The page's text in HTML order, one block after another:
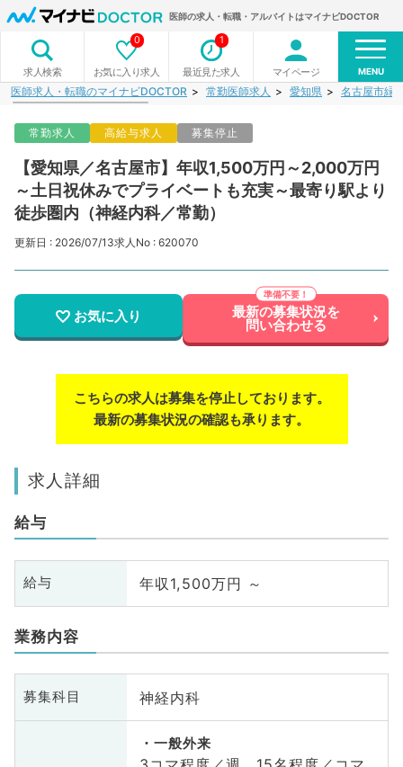
医師の求人・転職・アルバイトはマイナビDOCTOR
求人検索 お気に入り求人
0
最近見た求人
1
マイページ MENU
医師求人・転職のマイナビDOCTOR 常勤医師求人 愛知県 名古屋市緑
常勤求人 高給与求人 募集停止
【愛知県／名古屋市】年収1,500万円～2,000万円
～土日祝休みでプライベートも充実～最寄り駅より
徒歩圏内（神経内科／常勤）
更新日 : 2026/07/13求人No : 620070
お気に入り 最新の募集状況を
問い合わせる
こちらの求人は募集を停止しております。
最新の募集状況の確認も承ります。
求人詳細
給与
給与 年収1,500万円 ～
業務内容
募集科目 神経内科
一般外来